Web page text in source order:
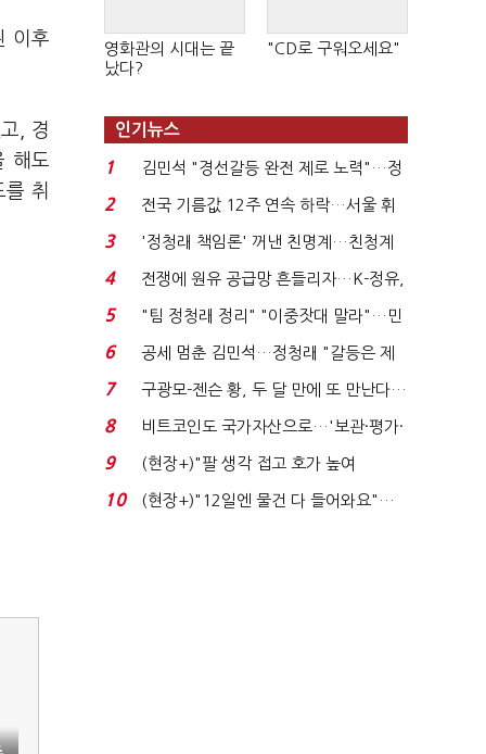
이후
, 경
해도
취
영화관의 시대는 끝
났다?
"CD로 구워오세요"
인기뉴스
1
김민석 "경선갈등 완전 제로 노력"…정
청래 "반명 공세 사...
2
전국 기름값 12주 연속 하락…서울 휘
발윳값 1909원...
3
'정청래 책임론' 꺼낸 친명계…친청계
는 추가투표 때리기...
4
전쟁에 원유 공급망 흔들리자…K-정유,
에너지안보 핵심...
5
"팀 정청래 정리" "이중잣대 말라"…민
주 최고위원 계파 다...
6
공세 멈춘 김민석…정청래 "갈등은 제
가 수습"
7
구광모-젠슨 황, 두 달 만에 또 만난다…
로봇·AI 등 논...
8
비트코인도 국가자산으로…'보관·평가·
처분' 기준은 ...
9
(현장+)"팔 생각 접고 호가 높여
요"…'덜 똘똘한 한 채' 20...
10
(현장+)"12일엔 물건 다 들어와요"…